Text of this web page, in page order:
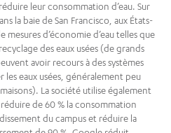
leur consommation d’eau. Sur
la baie de San Francisco, aux États-
d’économie d’eau telles que
des eaux usées (de grands
avoir recours à des systèmes
eaux usées, généralement peu
La société utilise également
de 60 % la consommation
du campus et réduire la